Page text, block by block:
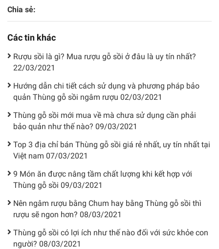
Chia sẻ:
Các tin khác
Rượu sồi là gì? Mua rượu gỗ sồi ở đâu là uy tín nhất?
22/03/2021
Hướng dẫn chi tiết cách sử dụng và phương pháp bảo
quản Thùng gỗ sồi ngâm rượu 02/03/2021
Thùng gỗ sồi mới mua về mà chưa sử dụng cần phải
bảo quản như thế nào? 09/03/2021
Top 3 địa chỉ bán Thùng gỗ sồi giá rẻ nhất, uy tín nhất tại
Việt nam 07/03/2021
9 Món ăn được nâng tầm chất lượng khi kết hợp với
Thùng gỗ sồi 09/03/2021
Nên ngâm rượu bằng Chum hay bằng Thùng gỗ sồi thì
rượu sẽ ngon hơn? 08/03/2021
Thùng gỗ sồi có lợi ích như thế nào đối với sức khỏe con
người? 08/03/2021